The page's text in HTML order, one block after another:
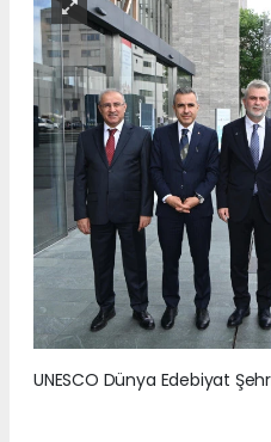
UNESCO Dünya Edebiyat